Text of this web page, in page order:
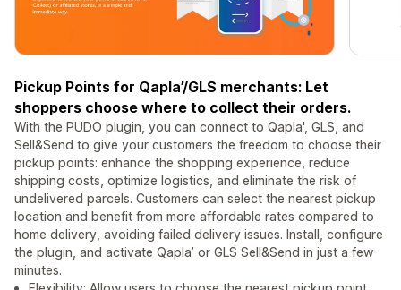
Pickup Points for Qapla’/GLS merchants: Let
shoppers choose where to collect their orders.
With the PUDO plugin, you can connect to Qapla', GLS, and
Sell&Send to give your customers the freedom to choose their
pickup points: enhance the shopping experience, reduce
shipping costs, optimize logistics, and eliminate the risk of
undelivered parcels. Customers can select the nearest pickup
location and benefit from more affordable rates compared to
home delivery, avoiding failed delivery issues. Install, configure
the plugin, and activate Qapla’ or GLS Sell&Send in just a few
minutes.